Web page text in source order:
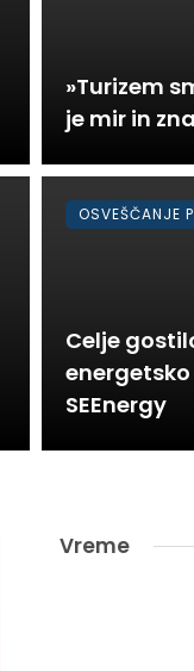
»Turizem
je mir in
Celje
SEEnergy
OSVEŠČANJE
Vreme